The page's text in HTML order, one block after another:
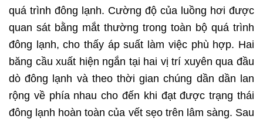
quá trình đông lạnh. Cường độ của luồng hơi được
quan sát bằng mắt thường trong toàn bộ quá trình
đông lạnh, cho thấy áp suất làm việc phù hợp. Hai
băng cầu xuất hiện ngắn tại hai vị trí xuyên qua đầu
dò đông lạnh và theo thời gian chúng dần dần lan
rộng về phía nhau cho đến khi đạt được trạng thái
đông lạnh hoàn toàn của vết sẹo trên lâm sàng. Sau